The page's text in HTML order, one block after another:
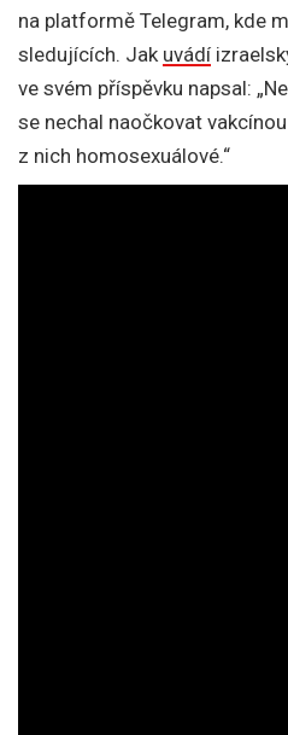
na platformě Telegram, kde
sledujících. Jak uvádí
ve svém příspěvku napsal:
se nechal naočkovat
z nich homosexuálové.“